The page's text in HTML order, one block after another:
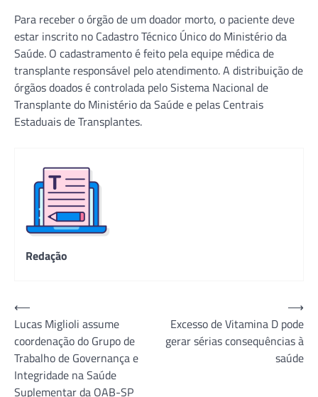
Para receber o órgão de um doador morto, o paciente deve
estar inscrito no Cadastro Técnico Único do Ministério da
Saúde. O cadastramento é feito pela equipe médica de
transplante responsável pelo atendimento. A distribuição de
órgãos doados é controlada pelo Sistema Nacional de
Transplante do Ministério da Saúde e pelas Centrais
Estaduais de Transplantes.
Redação
Navegação
de
Post
⟵
Lucas Miglioli assume
coordenação do Grupo de
Trabalho de Governança e
Integridade na Saúde
Suplementar da OAB-SP
Excesso de Vitamina D pode
gerar sérias consequências à
saúde
⟶